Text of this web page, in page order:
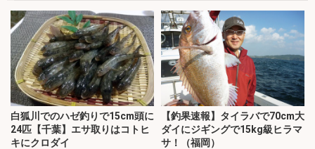
白狐川でのハゼ釣りで15cm頭に
24匹【千葉】エサ取りはコトヒ
キにクロダイ
【釣果速報】タイラバで70cm大
ダイにジギングで15kg級ヒラマ
サ！（福岡）